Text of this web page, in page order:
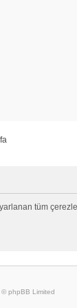
tüm
phpBB Limited